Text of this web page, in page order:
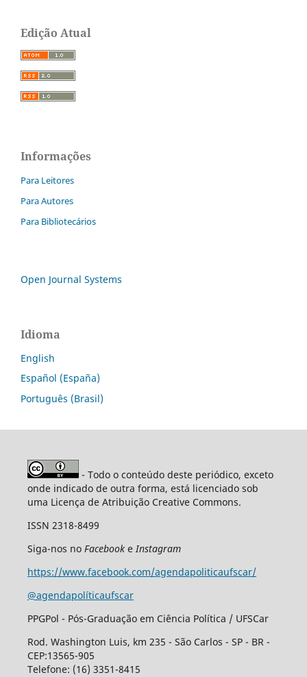
Edição Atual
Informações
Para Leitores
Para Autores
Para Bibliotecários
Open Journal Systems
Idioma
English
Español (España)
Português (Brasil)
- Todo o conteúdo deste periódico, exceto
onde indicado de outra forma, está licenciado sob
uma Licença de Atribuição Creative Commons.
ISSN 2318-8499
Siga-nos no Facebook eInstagram
https://www.facebook.com/agendapoliticaufscar/
@agendapolíticaufscar
PPGPol - Pós-Graduação em Ciência Política / UFSCar
Rod. Washington Luis, km 235 - São Carlos - SP - BR -
CEP:13565-905
Telefone: (16) 3351-8415